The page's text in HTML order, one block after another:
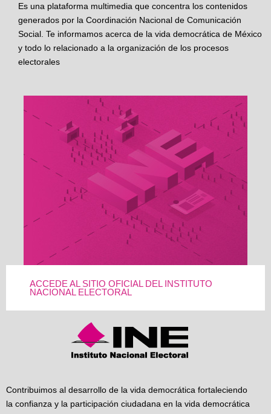
Es una plataforma multimedia que concentra los contenidos
generados por la Coordinación Nacional de Comunicación
Social. Te informamos acerca de la vida democrática de México
y todo lo relacionado a la organización de los procesos
electorales
ACCEDE AL SITIO OFICIAL DEL INSTITUTO
NACIONAL ELECTORAL
Contribuimos al desarrollo de la vida democrática fortaleciendo
la confianza y la participación ciudadana en la vida democrática